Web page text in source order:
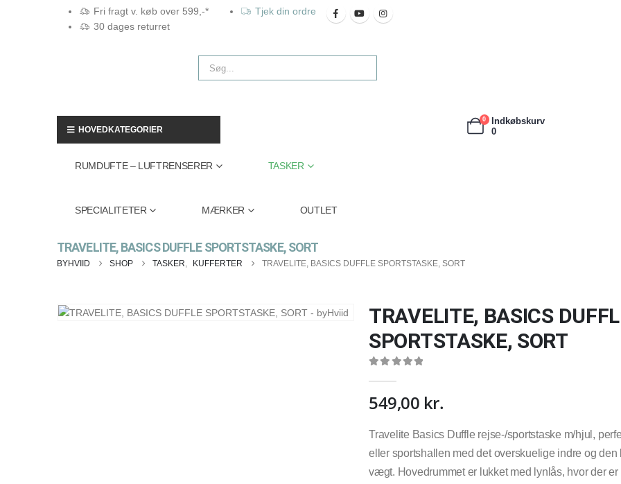
Fri fragt v. køb over 599,-*
30 dages returret
Tjek din ordre
HOVEDKATEGORIER
RUMDUFTE – LUFTRENSERER TASKER
SPECIALITETER MÆRKER OUTLET
0
Indkøbskurv
0
TRAVELITE, BASICS DUFFLE SPORTSTASKE, SORT
BYHVIID SHOP TASKER, KUFFERTER TRAVELITE, BASICS DUFFLE SPORTSTASKE, SORT
TRAVELITE, BASICS
SPORTSTASKE, SORT
549,00 kr.
Travelite Basics Duffle rejse-/sportstaske m/hjul,
eller sportshallen med det overskuelige indre og den
vægt. Hovedrummet er lukket med lynlås, hvor der er